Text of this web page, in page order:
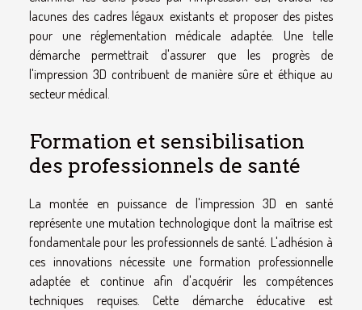
lacunes des cadres légaux existants et proposer des pistes
pour une réglementation médicale adaptée. Une telle
démarche permettrait d'assurer que les progrès de
l'impression 3D contribuent de manière sûre et éthique au
secteur médical.
Formation et sensibilisation
des professionnels de santé
La montée en puissance de l'impression 3D en santé
représente une mutation technologique dont la maîtrise est
fondamentale pour les professionnels de santé. L'adhésion à
ces innovations nécessite une formation professionnelle
adaptée et continue afin d'acquérir les compétences
techniques requises. Cette démarche éducative est